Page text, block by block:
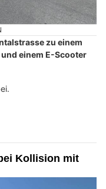
zu einem
einem E-Scooter
Kollision mit